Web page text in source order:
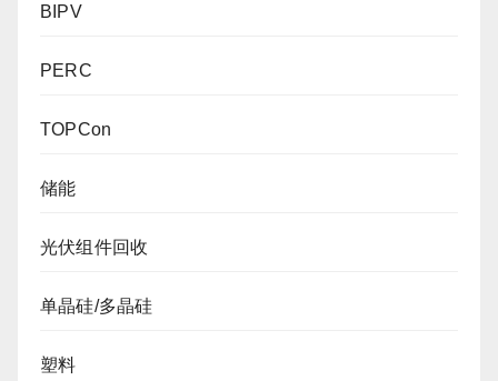
BIPV
PERC
TOPCon
储能
光伏组件回收
单晶硅/多晶硅
塑料